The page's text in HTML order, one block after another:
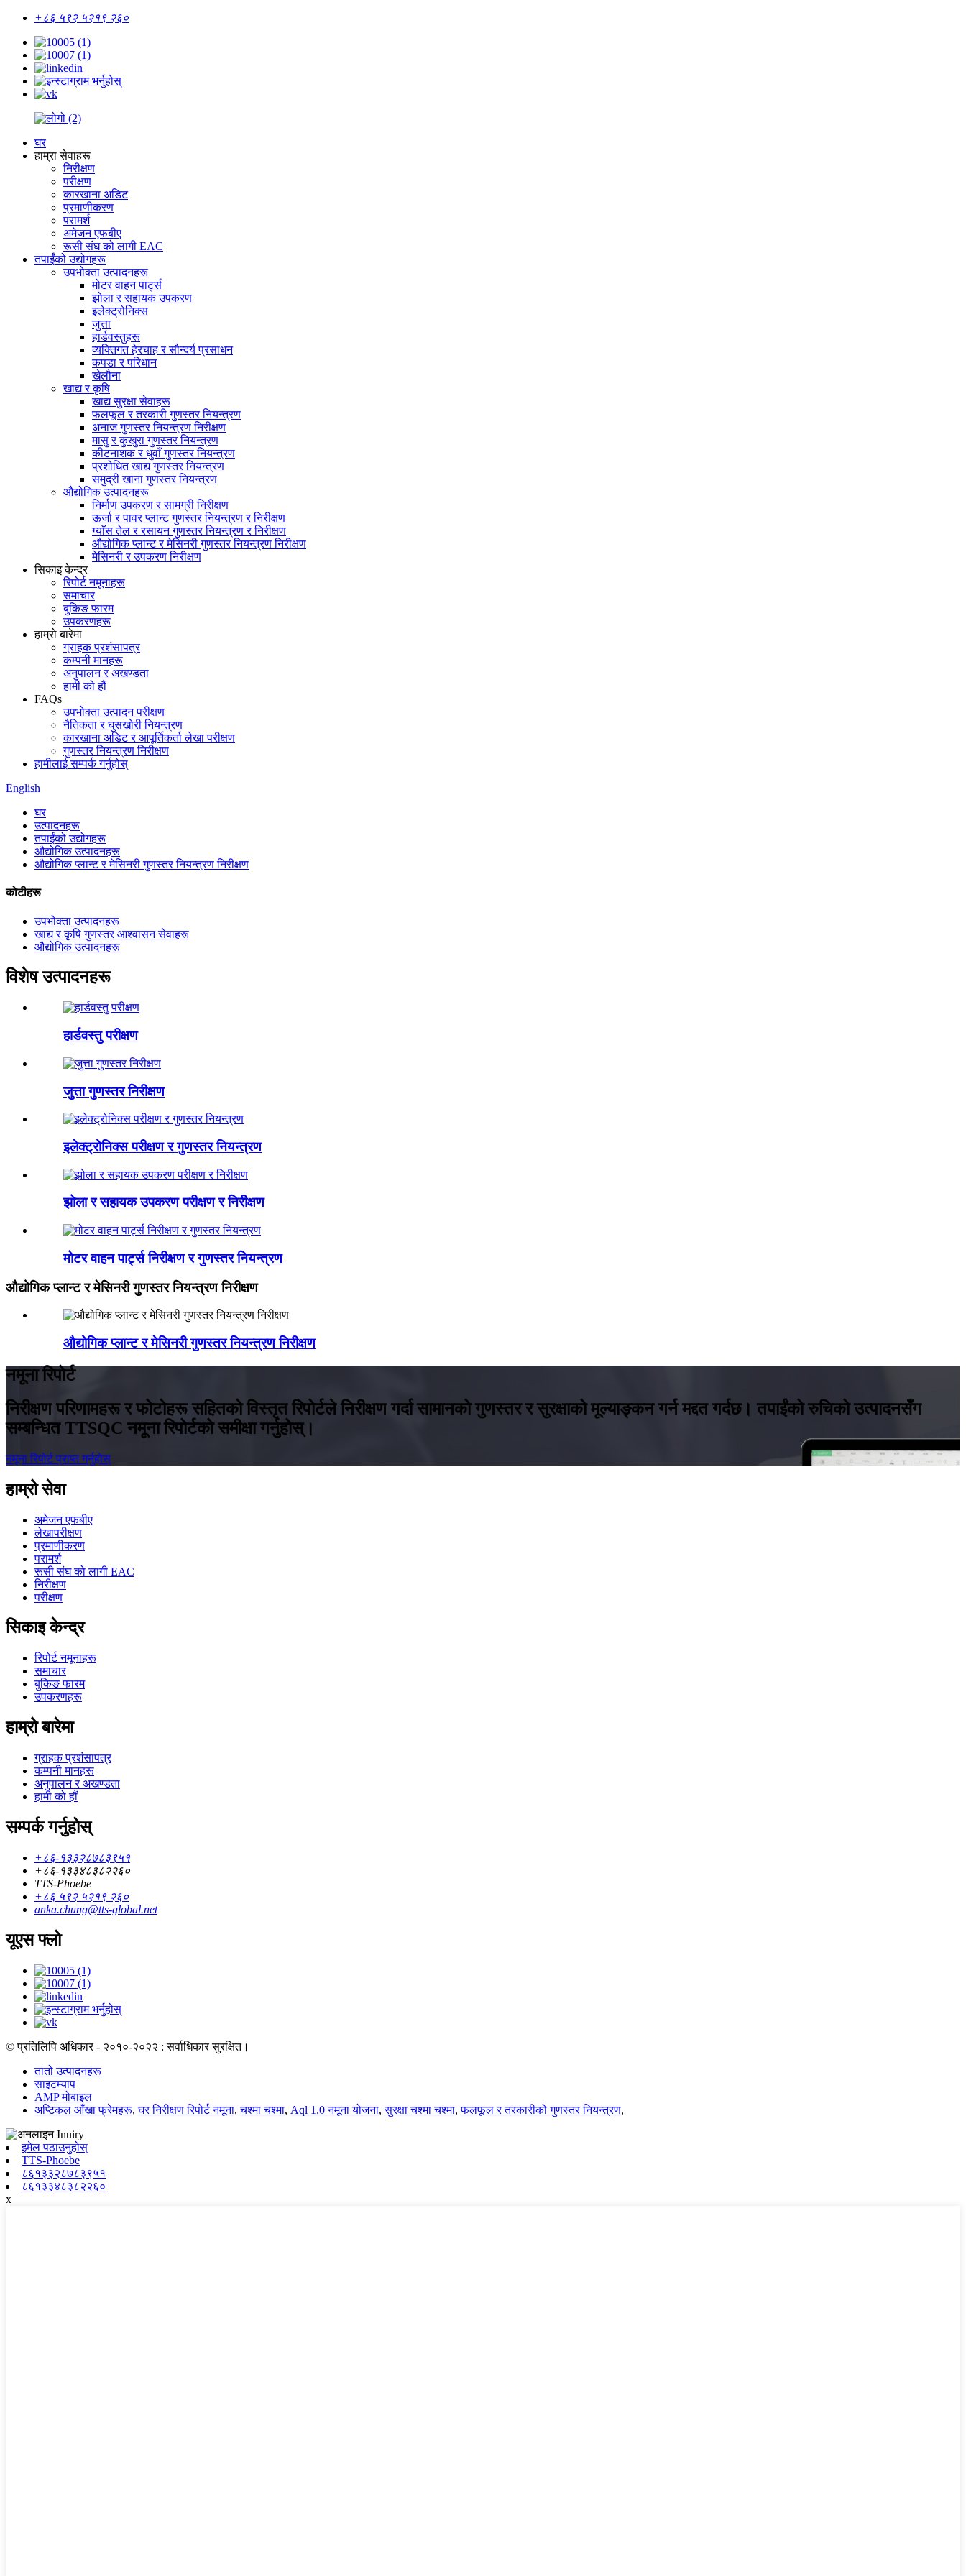
+८६ ५९२ ५२१९ २६०
घर
हाम्रा सेवाहरू
निरीक्षण
परीक्षण
कारखाना अडिट
प्रमाणीकरण
परामर्श
अमेजन एफबीए
रूसी संघ को लागी EAC
तपाईंको उद्योगहरू
उपभोक्ता उत्पादनहरू
मोटर वाहन पार्ट्स
झोला र सहायक उपकरण
इलेक्ट्रोनिक्स
जुत्ता
हार्डवस्तुहरू
व्यक्तिगत हेरचाह र सौन्दर्य प्रसाधन
कपडा र परिधान
खेलौना
खाद्य र कृषि
खाद्य सुरक्षा सेवाहरू
फलफूल र तरकारी गुणस्तर नियन्त्रण
अनाज गुणस्तर नियन्त्रण निरीक्षण
मासु र कुखुरा गुणस्तर नियन्त्रण
कीटनाशक र धुवाँ गुणस्तर नियन्त्रण
प्रशोधित खाद्य गुणस्तर नियन्त्रण
समुद्री खाना गुणस्तर नियन्त्रण
औद्योगिक उत्पादनहरू
निर्माण उपकरण र सामग्री निरीक्षण
ऊर्जा र पावर प्लान्ट गुणस्तर नियन्त्रण र निरीक्षण
ग्याँस तेल र रसायन गुणस्तर नियन्त्रण र निरीक्षण
औद्योगिक प्लान्ट र मेसिनरी गुणस्तर नियन्त्रण निरीक्षण
मेसिनरी र उपकरण निरीक्षण
सिकाइ केन्द्र
रिपोर्ट नमूनाहरू
समाचार
बुकिङ फारम
उपकरणहरू
हाम्रो बारेमा
ग्राहक प्रशंसापत्र
कम्पनी मानहरू
अनुपालन र अखण्डता
हामी को हौं
FAQs
उपभोक्ता उत्पादन परीक्षण
नैतिकता र घुसखोरी नियन्त्रण
कारखाना अडिट र आपूर्तिकर्ता लेखा परीक्षण
गुणस्तर नियन्त्रण निरीक्षण
हामीलाई सम्पर्क गर्नुहोस्
English
घर
उत्पादनहरू
तपाईंको उद्योगहरू
औद्योगिक उत्पादनहरू
औद्योगिक प्लान्ट र मेसिनरी गुणस्तर नियन्त्रण निरीक्षण
कोटीहरू
उपभोक्ता उत्पादनहरू
खाद्य र कृषि गुणस्तर आश्वासन सेवाहरू
औद्योगिक उत्पादनहरू
विशेष उत्पादनहरू
हार्डवस्तु परीक्षण
जुत्ता गुणस्तर निरीक्षण
इलेक्ट्रोनिक्स परीक्षण र गुणस्तर नियन्त्रण
झोला र सहायक उपकरण परीक्षण र निरीक्षण
मोटर वाहन पार्ट्स निरीक्षण र गुणस्तर नियन्त्रण
औद्योगिक प्लान्ट र मेसिनरी गुणस्तर नियन्त्रण निरीक्षण
औद्योगिक प्लान्ट र मेसिनरी गुणस्तर नियन्त्रण निरीक्षण
नमूना रिपोर्ट
निरीक्षण परिणामहरू र फोटोहरू सहितको विस्तृत रिपोर्टले निरीक्षण गर्दा सामानको गुणस्तर र सुरक्षाको मूल्याङ्कन गर्न मद्दत गर्दछ। तपाईंको रुचिको उत्पादनसँग
सम्बन्धित TTSQC नमूना रिपोर्टको समीक्षा गर्नुहोस्।
नमूना रिपोर्ट प्राप्त गर्नुहोस्
हाम्रो सेवा
अमेजन एफबीए
लेखापरीक्षण
प्रमाणीकरण
परामर्श
रूसी संघ को लागी EAC
निरीक्षण
परीक्षण
सिकाइ केन्द्र
रिपोर्ट नमूनाहरू
समाचार
बुकिङ फारम
उपकरणहरू
हाम्रो बारेमा
ग्राहक प्रशंसापत्र
कम्पनी मानहरू
अनुपालन र अखण्डता
हामी को हौं
सम्पर्क गर्नुहोस्
+८६-१३३२८७८३९५१
+८६-१३३४८३८२२६०
TTS-Phoebe
+८६ ५९२ ५२१९ २६०
anka.chung@tts-global.net
यूएस फ्लो
© प्रतिलिपि अधिकार - २०१०-२०२२ : सर्वाधिकार सुरक्षित।
तातो उत्पादनहरू
साइटम्याप
AMP मोबाइल
अप्टिकल आँखा फ्रेमहरू,घर निरीक्षण रिपोर्ट नमूना,चश्मा चश्मा, Aql 1.0 नमूना योजना,सुरक्षा चश्मा चश्मा,फलफूल र तरकारीको गुणस्तर नियन्त्रण,
इमेल पठाउनुहोस्
TTS-Phoebe
८६१३३२८७८३९५१
८६१३३४८३८२२६०
x